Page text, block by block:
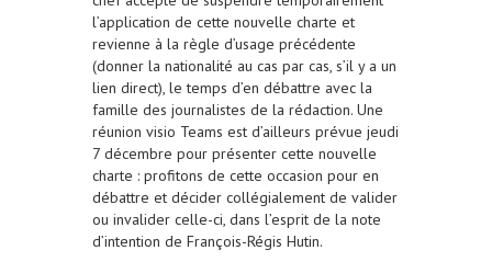
l’application de cette nouvelle charte et
revienne à la règle d’usage précédente
(donner la nationalité au cas par cas, s’il y a un
lien direct), le temps d’en débattre avec la
famille des journalistes de la rédaction. Une
réunion visio Teams est d’ailleurs prévue jeudi
7 décembre pour présenter cette nouvelle
charte : profitons de cette occasion pour en
débattre et décider collégialement de valider
ou invalider celle-ci, dans l’esprit de la note
d’intention de François-Régis Hutin.